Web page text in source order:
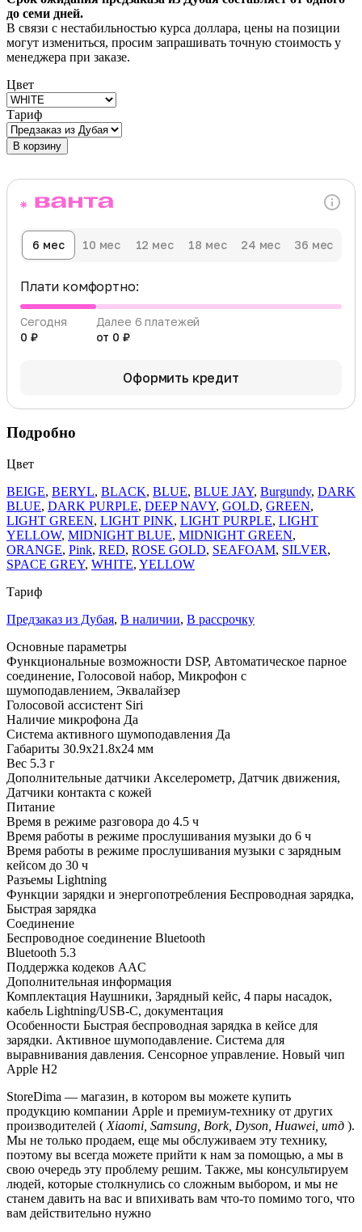
до семи дней.
В связи с нестабильностью курса доллара, цены на позиции
могут измениться, просим запрашивать точную стоимость у
менеджера при заказе.
Цвет
Тариф
В корзину
6 мес 10 мес 12 мес 18 мес 24 мес 36 мес
Плати комфортно:
Сегодня
0 ₽
Далее 6 платежей
от 0 ₽
Оформить кредит
Подробно
Цвет
BEIGE, BERYL, BLACK, BLUE, BLUE JAY, Burgundy, DARK
BLUE, DARK PURPLE, DEEP NAVY, GOLD, GREEN,
LIGHT GREEN, LIGHT PINK, LIGHT PURPLE, LIGHT
YELLOW, MIDNIGHT BLUE, MIDNIGHT GREEN,
ORANGE, Pink, RED, ROSE GOLD, SEAFOAM, SILVER,
SPACE GREY, WHITE, YELLOW
Тариф
Предзаказ из Дубая, В наличии, В рассрочку
Основные параметры
Функциональные возможности DSP, Автоматическое парное
соединение, Голосовой набор, Микрофон с
шумоподавлением, Эквалайзер
Голосовой ассистент Siri
Наличие микрофона Да
Система активного шумоподавления Да
Габариты 30.9х21.8х24 мм
Вес 5.3 г
Дополнительные датчики Акселерометр, Датчик движения,
Датчики контакта с кожей
Питание
Время в режиме разговора до 4.5 ч
Время работы в режиме прослушивания музыки до 6 ч
Время работы в режиме прослушивания музыки с зарядным
кейсом до 30 ч
Разъемы Lightning
Функции зарядки и энергопотребления Беспроводная зарядка,
Быстрая зарядка
Соединение
Беспроводное соединение Bluetooth
Bluetooth 5.3
Поддержка кодеков AAC
Дополнительная информация
Комплектация Наушники, Зарядный кейс, 4 пары насадок,
кабель Lightning/USB-C, документация
Особенности Быстрая беспроводная зарядка в кейсе для
зарядки. Активное шумоподавление. Система для
выравнивания давления. Сенсорное управление. Новый чип
Apple H2
StoreDima — магазин, в котором вы можете купить
продукцию компании Apple и премиум-технику от других
производителей ( Xiaomi, Samsung, Bork, Dyson, Huawei, итд ).
Мы не только продаем, еще мы обслуживаем эту технику,
поэтому вы всегда можете прийти к нам за помощью, а мы в
свою очередь эту проблему решим. Также, мы консультируем
людей, которые столкнулись со сложным выбором, и мы не
станем давить на вас и впихивать вам что-то помимо того, что
вам действительно нужно